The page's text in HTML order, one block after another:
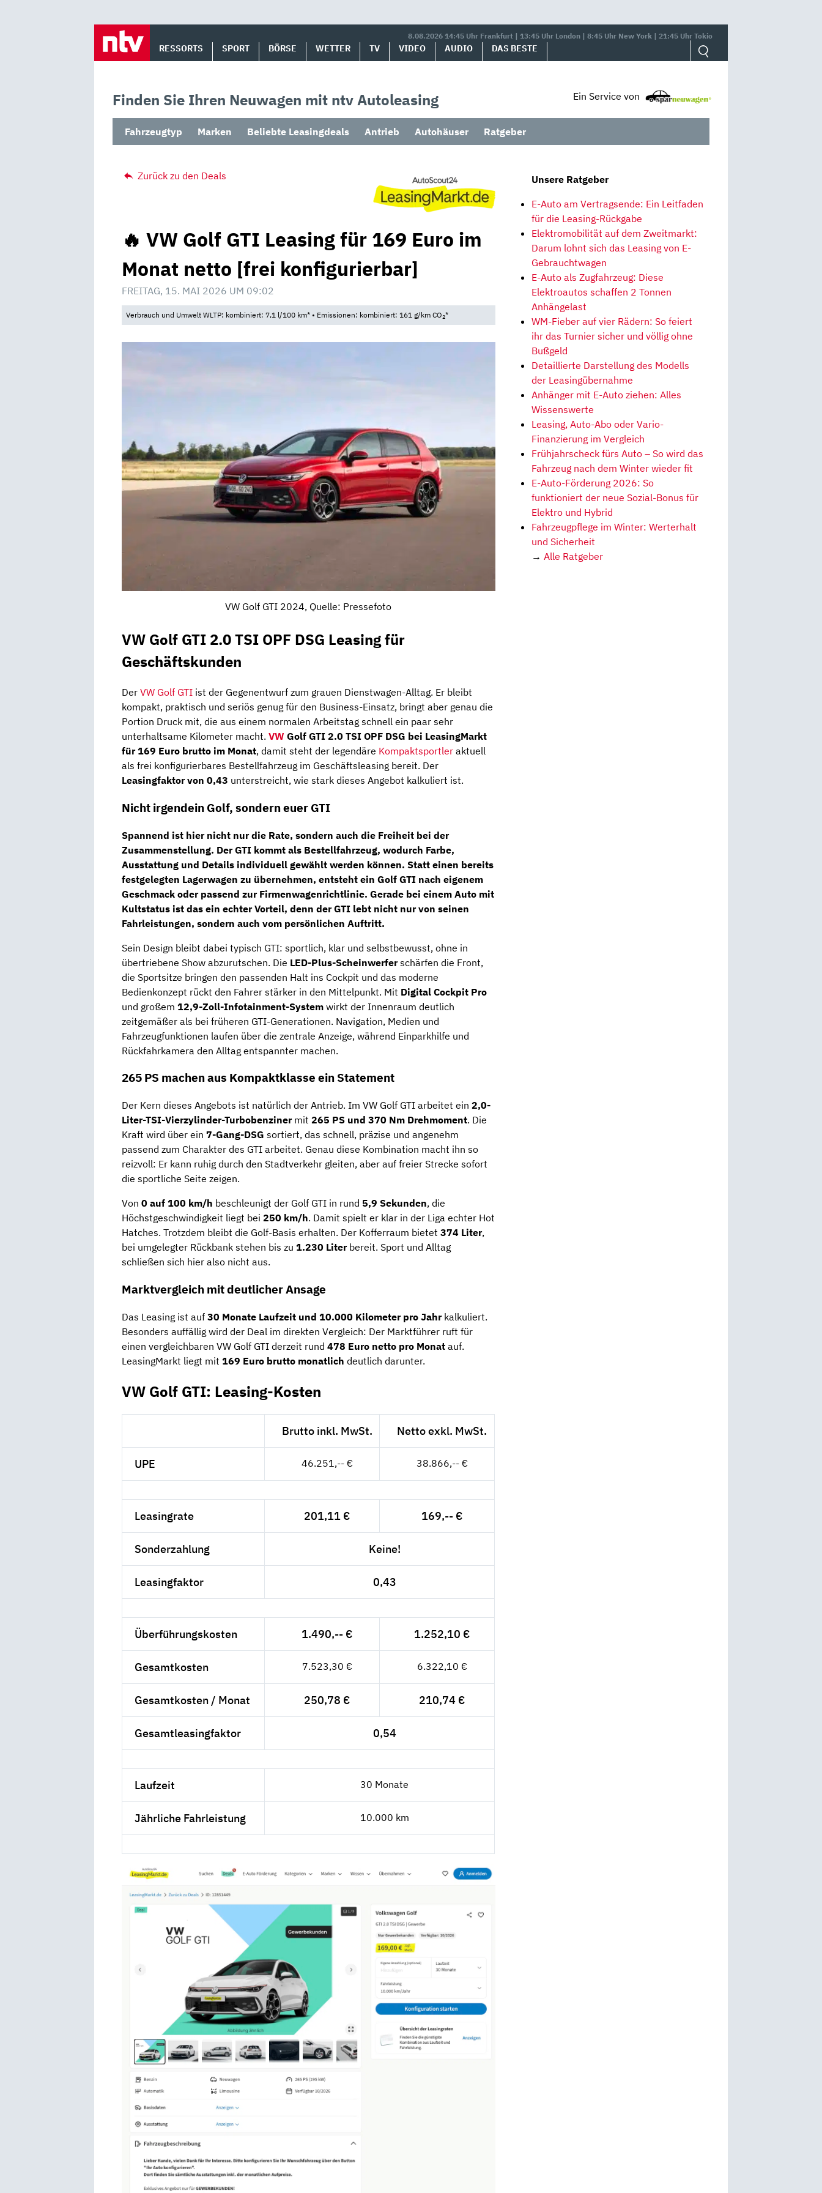
8.08.2026 14:45 Uhr Frankfurt | 13:45 Uhr London | 8:45 Uhr New York | 21:45 Uhr Tokio
RESSORTS SPORT BÖRSE WETTER TV VIDEO AUDIO DAS BESTE
Finden Sie Ihren Neuwagen mit ntv Autoleasing Ein Service von
Fahrzeugtyp Marken Beliebte Leasingdeals Antrieb Autohäuser Ratgeber
Zurück zu den Deals
🔥 VW Golf GTI Leasing für 169 Euro im
Monat netto [frei konfigurierbar]
FREITAG, 15. MAI 2026 UM 09:02
Verbrauch und Umwelt WLTP: kombiniert: 7,1 l/100 km* • Emissionen: kombiniert: 161 g/km CO2*
VW Golf GTI 2024, Quelle: Pressefoto
VW Golf GTI 2.0 TSI OPF DSG Leasing für
Geschäftskunden
Der VW Golf GTI ist der Gegenentwurf zum grauen Dienstwagen-Alltag. Er bleibt
kompakt, praktisch und seriös genug für den Business-Einsatz, bringt aber genau die
Portion Druck mit, die aus einem normalen Arbeitstag schnell ein paar sehr
unterhaltsame Kilometer macht. VW Golf GTI 2.0 TSI OPF DSG bei LeasingMarkt
für 169 Euro brutto im Monat, damit steht der legendäre Kompaktsportler aktuell
als frei konfigurierbares Bestellfahrzeug im Geschäftsleasing bereit. Der
Leasingfaktor von 0,43 unterstreicht, wie stark dieses Angebot kalkuliert ist.
Nicht irgendein Golf, sondern euer GTI
Spannend ist hier nicht nur die Rate, sondern auch die Freiheit bei der
Zusammenstellung. Der GTI kommt als Bestellfahrzeug, wodurch Farbe,
Ausstattung und Details individuell gewählt werden können. Statt einen bereits
festgelegten Lagerwagen zu übernehmen, entsteht ein Golf GTI nach eigenem
Geschmack oder passend zur Firmenwagenrichtlinie. Gerade bei einem Auto mit
Kultstatus ist das ein echter Vorteil, denn der GTI lebt nicht nur von seinen
Fahrleistungen, sondern auch vom persönlichen Auftritt.
Sein Design bleibt dabei typisch GTI: sportlich, klar und selbstbewusst, ohne in
übertriebene Show abzurutschen. Die LED-Plus-Scheinwerferschärfen die Front,
die Sportsitze bringen den passenden Halt ins Cockpit und das moderne
Bedienkonzept rückt den Fahrer stärker in den Mittelpunkt. Mit Digital Cockpit Pro
und großem 12,9-Zoll-Infotainment-System wirkt der Innenraum deutlich
zeitgemäßer als bei früheren GTI-Generationen. Navigation, Medien und
Fahrzeugfunktionen laufen über die zentrale Anzeige, während Einparkhilfe und
Rückfahrkamera den Alltag entspannter machen.
265 PS machen aus Kompaktklasse ein Statement
Der Kern dieses Angebots ist natürlich der Antrieb. Im VW Golf GTI arbeitet ein 2,0-
Liter-TSI-Vierzylinder-Turbobenzinermit 265 PS und 370 Nm Drehmoment. Die
Kraft wird über ein 7-Gang-DSG sortiert, das schnell, präzise und angenehm
passend zum Charakter des GTI arbeitet. Genau diese Kombination macht ihn so
reizvoll: Er kann ruhig durch den Stadtverkehr gleiten, aber auf freier Strecke sofort
die sportliche Seite zeigen.
Von 0 auf 100 km/h beschleunigt der Golf GTI in rund 5,9 Sekunden, die
Höchstgeschwindigkeit liegt bei 250 km/h. Damit spielt er klar in der Liga echter Hot
Hatches. Trotzdem bleibt die Golf-Basis erhalten. Der Kofferraum bietet 374 Liter,
bei umgelegter Rückbank stehen bis zu 1.230 Literbereit. Sport und Alltag
schließen sich hier also nicht aus.
Marktvergleich mit deutlicher Ansage
Das Leasing ist auf 30 Monate Laufzeit und 10.000 Kilometer pro Jahrkalkuliert.
Besonders auffällig wird der Deal im direkten Vergleich: Der Marktführer ruft für
einen vergleichbaren VW Golf GTI derzeit rund 478 Euro netto pro Monat auf.
LeasingMarkt liegt mit 169 Euro brutto monatlich deutlich darunter.
VW Golf GTI: Leasing-Kosten
Brutto inkl. MwSt. Netto exkl. MwSt.
UPE 46.251,-- € 38.866,-- €
Leasingrate 201,11 € 169,-- €
Sonderzahlung Keine!
Leasingfaktor 0,43
Überführungskosten 1.490,-- € 1.252,10 €
Gesamtkosten 7.523,30 € 6.322,10 €
Gesamtkosten / Monat 250,78 € 210,74 €
Gesamtleasingfaktor 0,54
Laufzeit 30 Monate
Jährliche Fahrleistung 10.000 km
Unsere Ratgeber
E-Auto am Vertragsende: Ein Leitfaden
für die Leasing-Rückgabe
Elektromobilität auf dem Zweitmarkt:
Darum lohnt sich das Leasing von E-
Gebrauchtwagen
E-Auto als Zugfahrzeug: Diese
Elektroautos schaffen 2 Tonnen
Anhängelast
WM-Fieber auf vier Rädern: So feiert
ihr das Turnier sicher und völlig ohne
Bußgeld
Detaillierte Darstellung des Modells
der Leasingübernahme
Anhänger mit E-Auto ziehen: Alles
Wissenswerte
Leasing, Auto-Abo oder Vario-
Finanzierung im Vergleich
Frühjahrscheck fürs Auto – So wird das
Fahrzeug nach dem Winter wieder fit
E-Auto-Förderung 2026: So
funktioniert der neue Sozial-Bonus für
Elektro und Hybrid
Fahrzeugpflege im Winter: Werterhalt
und Sicherheit
→ Alle Ratgeber